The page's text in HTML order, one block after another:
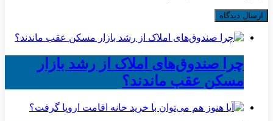
چرا صندوق‌های املاک از رشد بازار
مسکن عقب ماندند؟